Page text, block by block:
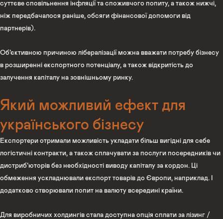
суттєве сповільнення інфляції та споживчого попиту, а також нижчі,
ніж передбачалося раніше, обсяги фінансової допомоги від
партнерів).
Об’єктивною причиною лібералізації можна вважати потребу бізнесу
в розширенні експортного потенціалу, а також відкритість до
залучення капіталу на зовнішньому ринку.
Який можливий ефект для
українського бізнесу
Експортери отримали можливість укладати більш вигідні для себе
логістичні контракти, а також сплачувати за послуги посередників чи
дистриб’юторів без необхідності виводу капіталу за кордон. Ці
обмеження ускладнювали експорт товарів до Європи, наприклад. І
додатково створювали попит на валюту всередині країни.
Для виробничих холдингів стала доступна опція сплати за лізинг /